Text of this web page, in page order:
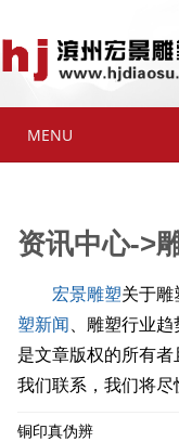
MENU
资讯中心->
宏景雕塑关于雕
塑新闻
、雕塑行业
是文章版权的所有
我们联系，我们将尽
铜印真伪辨